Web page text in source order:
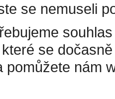
se nemuseli
se
pomůžete nám